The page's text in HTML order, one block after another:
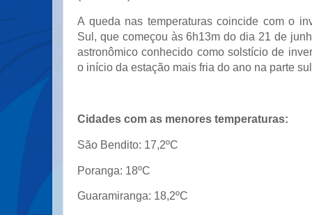
A queda nas temperaturas coincide com o
Sul, que começou às 6h13m do dia 21 de
astronômico conhecido como solstício de
o início da estação mais fria do ano na parte
Cidades com as menores temperaturas:
São Bendito: 17,2ºC
Poranga: 18ºC
Guaramiranga: 18,2ºC